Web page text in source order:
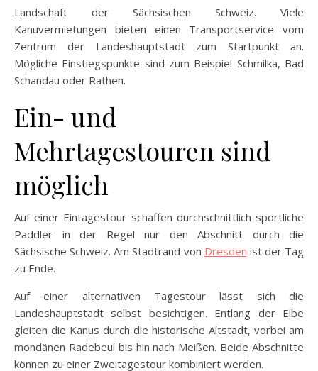
Landschaft der Sächsischen Schweiz. Viele
Kanuvermietungen bieten einen Transportservice vom
Zentrum der Landeshauptstadt zum Startpunkt an.
Mögliche Einstiegspunkte sind zum Beispiel Schmilka, Bad
Schandau oder Rathen.
Ein- und
Mehrtagestouren sind
möglich
Auf einer Eintagestour schaffen durchschnittlich sportliche
Paddler in der Regel nur den Abschnitt durch die
Sächsische Schweiz. Am Stadtrand von Dresden ist der Tag
zu Ende.
Auf einer alternativen Tagestour lässt sich die
Landeshauptstadt selbst besichtigen. Entlang der Elbe
gleiten die Kanus durch die historische Altstadt, vorbei am
mondänen Radebeul bis hin nach Meißen. Beide Abschnitte
können zu einer Zweitagestour kombiniert werden.